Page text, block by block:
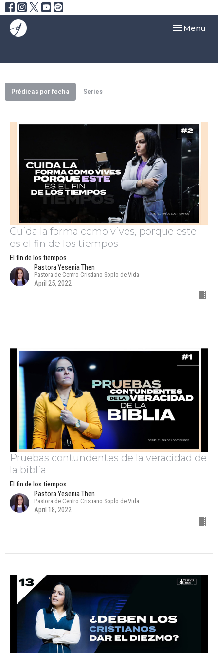
Toggle
Menu
Prédicas por fecha Series
Cuida la forma como vives, porque este
es el fin de los tiempos
El fin de los tiempos
Pastora Yesenia Then
Pastora de Centro Cristiano Soplo de Vida
April 25, 2022
Pruebas contundentes de la veracidad de
la biblia
El fin de los tiempos
Pastora Yesenia Then
Pastora de Centro Cristiano Soplo de Vida
April 18, 2022